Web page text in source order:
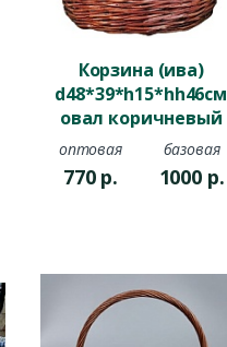
Корзина (ива)
d48*39*h15*hh46см
овал коричневый
оптовая
770 р.
базовая
1000 р.